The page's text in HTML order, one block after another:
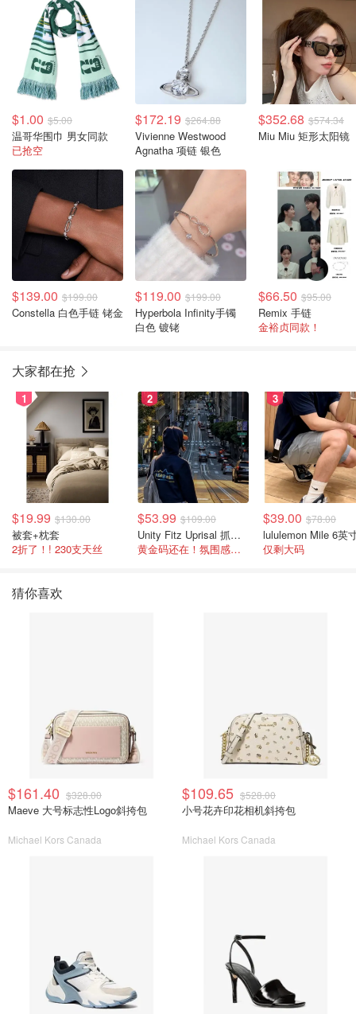
$1.00 $5.00
温哥华围巾 男女同款
已抢空
$172.19 $264.88
Vivienne Westwood
Agnatha 项链 银色
$352.68 $574.34
Miu Miu 矩形太阳镜
$139.00 $199.00
Constella 白色手链 铑金
$119.00 $199.00
Hyperbola Infinity手镯
白色 镀铑
$66.50 $95.00
Remix 手链
金裕贞同款！
大家都在抢
1
$19.99 $130.00
被套+枕套
2折了！! 230支天丝
2
$53.99 $109.00
Unity Fitz Uprisal 抓绒卫衣
黄金码还在！氛围感之神
3
$39.00 $78.00
仅剩大码
猜你喜欢
$161.40 $328.00
Maeve 大号标志性Logo斜挎包
Michael Kors Canada
$109.65 $528.00
小号花卉印花相机斜挎包
Michael Kors Canada